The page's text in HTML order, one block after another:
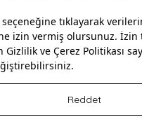
seçeneğine tıklayarak
izin vermiş olursunuz.
Gizlilik ve Çerez Politikası
Reddet
Akbank Şubeleri